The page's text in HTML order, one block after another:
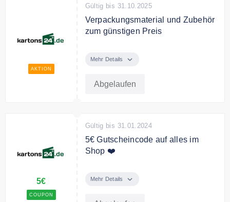
AKTION
Gültig bis 31.10.2025
Verpackungsmaterial und Zubehör
zum günstigen Preis
Verpackungsmaterial und Zubehör
Mehr Details
Abgelaufen
5€
COUPON
Gültig bis 31.01.2024
5€ Gutscheincode auf alles im
Shop ❤️
Mindestbestellwert von 180€
Mehr Details